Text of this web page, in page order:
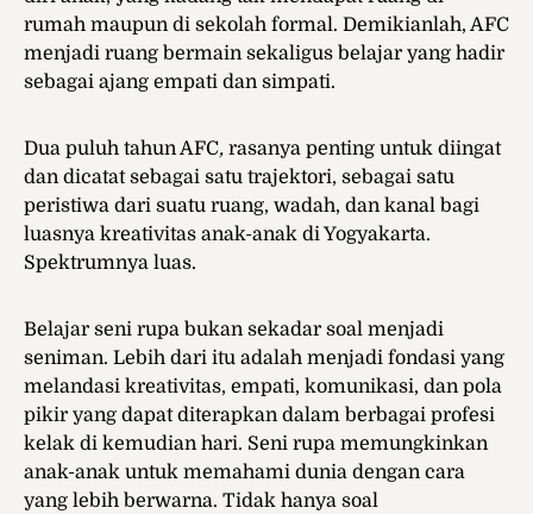
rumah maupun di sekolah formal. Demikianlah, AFC
menjadi ruang bermain sekaligus belajar yang hadir
sebagai ajang empati dan simpati.
Dua puluh tahun AFC, rasanya penting untuk diingat
dan dicatat sebagai satu trajektori, sebagai satu
peristiwa dari suatu ruang, wadah, dan kanal bagi
luasnya kreativitas anak-anak di Yogyakarta.
Spektrumnya luas.
Belajar seni rupa bukan sekadar soal menjadi
seniman. Lebih dari itu adalah menjadi fondasi yang
melandasi kreativitas, empati, komunikasi, dan pola
pikir yang dapat diterapkan dalam berbagai profesi
kelak di kemudian hari. Seni rupa memungkinkan
anak-anak untuk memahami dunia dengan cara
yang lebih berwarna. Tidak hanya soal